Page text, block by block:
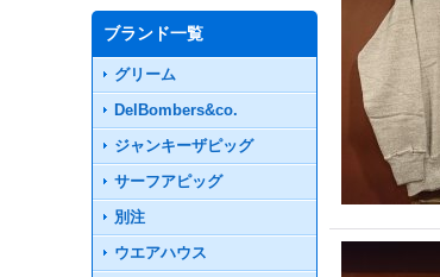
ブランド一覧
グリーム
DelBombers&co.
ジャンキーザピッグ
サーフアピッグ
別注
ウエアハウス